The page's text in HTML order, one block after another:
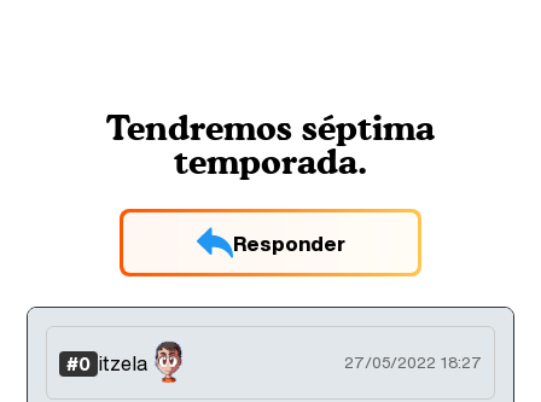
Tendremos séptima
temporada.
Responder
#0 itzela 27/05/2022 18:27